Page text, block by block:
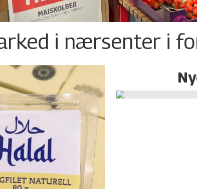
i nærsenter i